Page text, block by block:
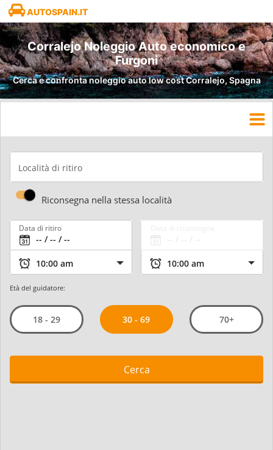
AUTOSPAIN.IT
Corralejo Noleggio Auto economico e
Furgoni
Cerca e confronta noleggio auto low cost Corralejo, Spagna
Località di ritiro
Riconsegna nella stessa località
Data di ritiro
Età del guidatore:
18 - 29 30 - 69 70+
Cerca